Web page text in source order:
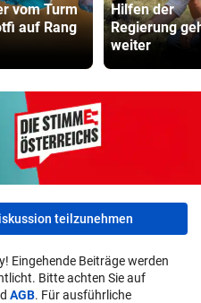
vom Turm
auf Rang
Hilfen der
Regierung
weiter
teilzunehmen
Eingehende Beiträge werden
Bitte achten Sie auf
AGB. Für ausführliche